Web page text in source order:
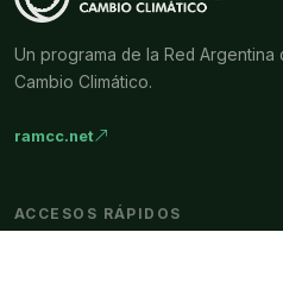
Un programa de la Red
Cambio Climático.
ramcc.net
ACCESOS RÁPIDOS